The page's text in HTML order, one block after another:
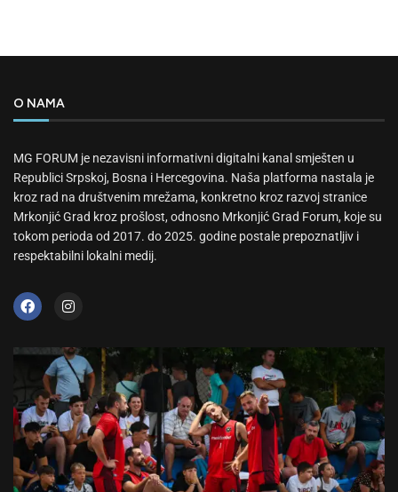
O NAMA
MG FORUM je nezavisni informativni digitalni kanal smješten u
Republici Srpskoj, Bosna i Hercegovina. Naša platforma nastala je
kroz rad na društvenim mrežama, konkretno kroz razvoj stranice
Mrkonjić Grad kroz prošlost, odnosno Mrkonjić Grad Forum, koje su
tokom perioda od 2017. do 2025. godine postale prepoznatljiv i
respektabilni lokalni medij.